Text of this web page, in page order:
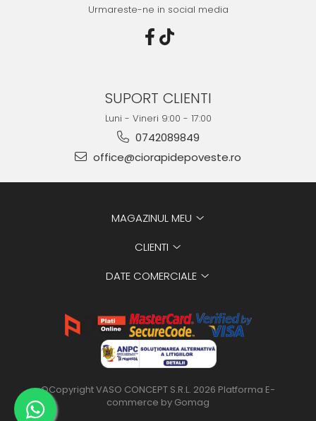
Urmareste-ne in social media
SUPORT CLIENTI
Luni - Vineri 9:00 - 17:00
0742089849
office@ciorapidepoveste.ro
MAGAZINUL MEU
CLIENTI
DATE COMERCIALE
©Copyright VASO CONCEPT S.R.L. 2026 Platforma E-
commerce by Gomag